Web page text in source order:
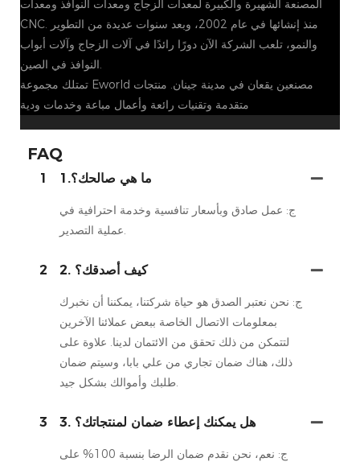
المصنعة الشهيرة والكبيرة لمعدات الزجاج ومعدات النوافذ ومعدات
CNC. منذ إنشائها في عام 2002، وبعد سنوات عديدة من التطوير
والنمو، تلعب الشركة الآن دورًا رائدًا في آلات الزجاج وآلات أبواب
النوافذ في الصين.
تمتلك مجموعة Eworld مصنعين يقعان في مدينة جينان. منتجات
متقدمة وتقنيات رائعة وأعمال مباعة وخدمات ودية
FAQ
1 1.ما هي صالحك؟
ج: عمل صادق وبأسعار تنافسية وخدمة احترافية في
عملية التصدير.
2 2. كيف أصدقك؟
ج: نحن نعتبر الصدق هو حياة شركتنا، يمكننا أن نخبرك
بمعلومات الاتصال الخاصة ببعض عملائنا الآخرين
لتتمكن من ذلك تحقق من الائتمان لدينا. علاوة على
ذلك، هناك ضمان تجاري من علي بابا، وسيتم ضمان
طلبك وأموالك بشكل جيد.
3 3. هل يمكنك إعطاء ضمان لمنتجاتك؟
ج: نعم، نحن نقدم ضمان الرضا بنسبة 100% على